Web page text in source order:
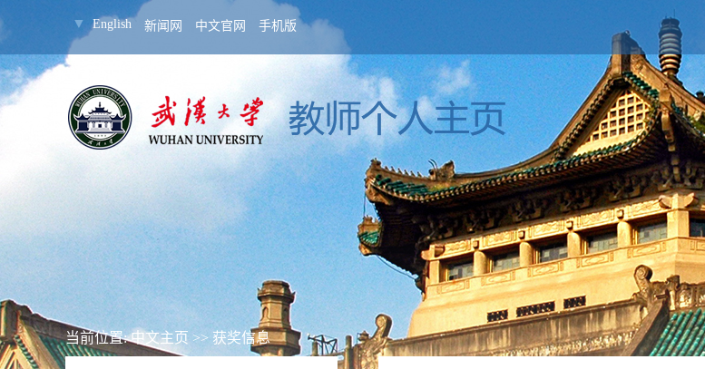
▼ English 新闻网 中文官网 手机版
当前位置:中文主页 >> 获奖信息